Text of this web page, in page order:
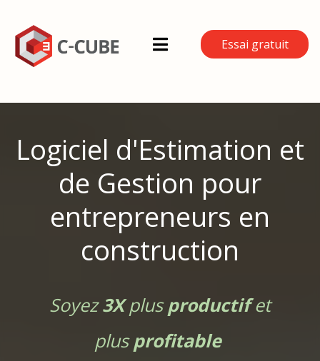
Essai gratuit
Logiciel d'Estimation et
de Gestion pour
entrepreneurs en
construction
Soyez3Xplusproductifet
plusprofitable